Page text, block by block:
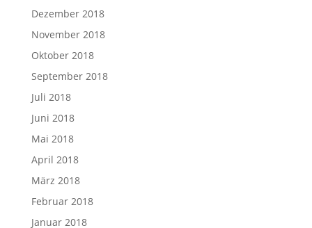
Dezember 2018
November 2018
Oktober 2018
September 2018
Juli 2018
Juni 2018
Mai 2018
April 2018
März 2018
Februar 2018
Januar 2018